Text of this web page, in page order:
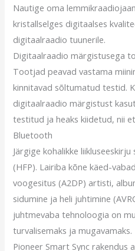
Nautige oma
kristallselges digitaalses
digitaalraadio tuunerile.
Digitaalraadio märgistusega
Tootjad peavad vastama
kinnitavad sõltumatud testid.
digitaalraadio märgistust
testitud ja heaks kiidetud, nii
Bluetooth
Järgige kohalikke
(HFP). Lairiba kõne käed-
voogesitus (A2DP) artisti,
sidumine ja heli juhtimine
juhtmevaba tehnoloogia on
turvalisemaks ja
Pioneer Smart Sync rakendus